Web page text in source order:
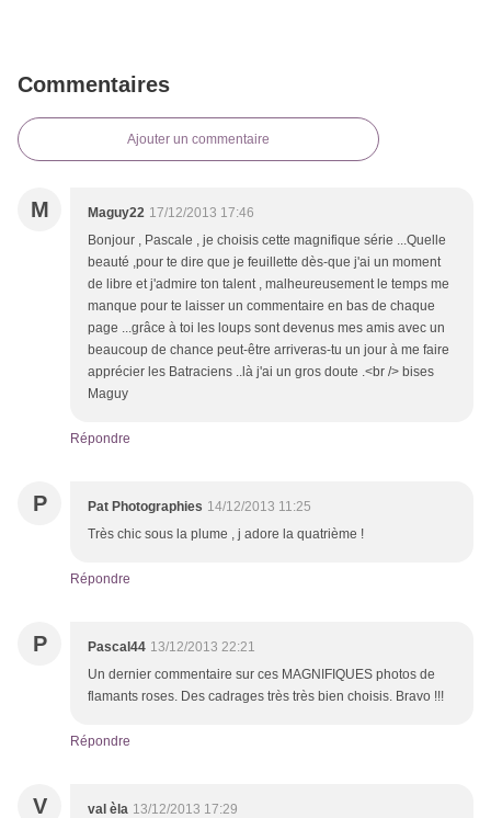
Commentaires
Ajouter un commentaire
M Maguy22 17/12/2013 17:46
Bonjour , Pascale , je choisis cette magnifique série ...Quelle
beauté ,pour te dire que je feuillette dès-que j'ai un moment
de libre et j'admire ton talent , malheureusement le temps me
manque pour te laisser un commentaire en bas de chaque
page ...grâce à toi les loups sont devenus mes amis avec un
beaucoup de chance peut-être arriveras-tu un jour à me faire
apprécier les Batraciens ..là j'ai un gros doute .<br /> bises
Maguy
Répondre
P Pat Photographies 14/12/2013 11:25
Très chic sous la plume , j adore la quatrième !
Répondre
P Pascal44 13/12/2013 22:21
Un dernier commentaire sur ces MAGNIFIQUES photos de
flamants roses. Des cadrages très très bien choisis. Bravo !!!
Répondre
V val èla 13/12/2013 17:29